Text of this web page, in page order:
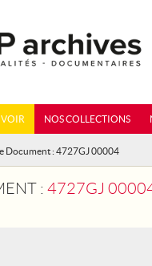
VOIR NOS COLLECTIONS
Document : 4727GJ 00004
: 4727GJ